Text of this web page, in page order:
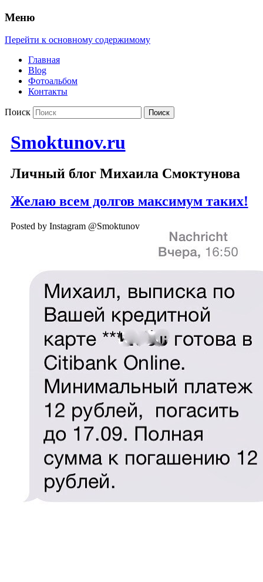
Меню
Перейти к основному содержимому
Главная
Blog
Фотоальбом
Контакты
Поиск
Smoktunov.ru
Личный блог Михаила Смоктунова
Желаю всем долгов максимум таких!
Posted by Instagram @Smoktunov